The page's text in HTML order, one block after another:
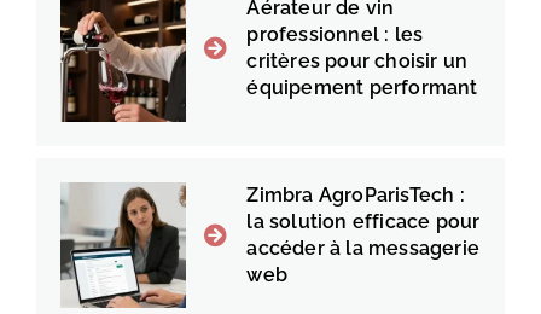
Aérateur de vin
professionnel : les
critères pour choisir un
équipement performant
Zimbra AgroParisTech :
la solution efficace pour
accéder à la messagerie
web